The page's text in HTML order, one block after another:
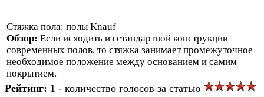
Стяжка пола: полы Knauf
Обзор: Если исходить из стандартной конструкции
современных полов, то стяжка занимает промежуточное
необходимое положение между основанием и самим
покрытием.
Рейтинг: 1 - количество голосов за статью